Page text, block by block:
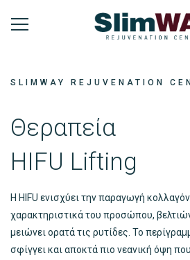
SLIMWAY REJUVENATION
Θεραπεία
HIFU Lifting
Η HIFU ενισχύει την παραγωγή
χαρακτηριστικά του προσώπου,
μειώνει ορατά τις ρυτίδες. Το
σφίγγει και αποκτά πιο νεανική όψη